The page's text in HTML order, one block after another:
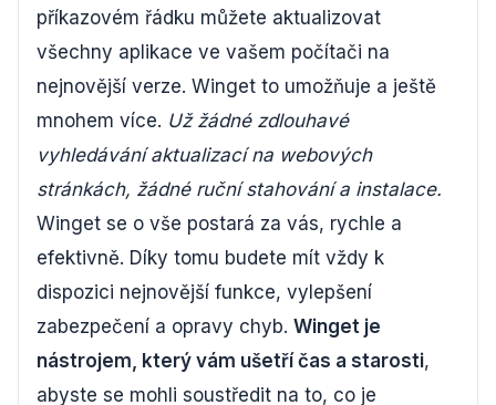
příkazovém řádku můžete aktualizovat
všechny aplikace ve vašem počítači na
nejnovější verze. Winget to umožňuje a ještě
mnohem více. Už žádné zdlouhavé
vyhledávání aktualizací na webových
stránkách, žádné ruční stahování a instalace.
Winget se o vše postará za vás, rychle a
efektivně. Díky tomu budete mít vždy k
dispozici nejnovější funkce, vylepšení
zabezpečení a opravy chyb. Winget je
nástrojem, který vám ušetří čas a starosti,
abyste se mohli soustředit na to, co je